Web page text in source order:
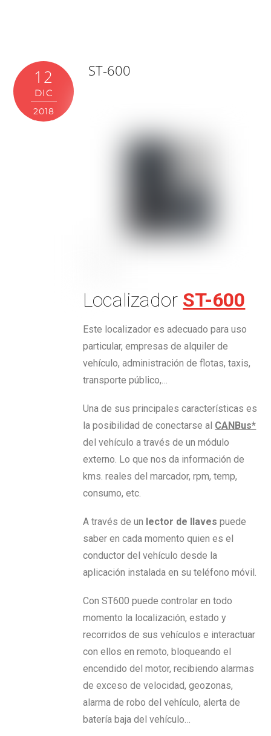
12
DIC
2018
ST-600
Localizador ST-600
Este localizador es adecuado para uso
particular, empresas de alquiler de
vehículo, administración de flotas, taxis,
transporte público,…
Una de sus principales características es
la posibilidad de conectarse al CANBus*
del vehículo a través de un módulo
externo. Lo que nos da información de
kms. reales del marcador, rpm, temp,
consumo, etc.
A través de un lector de llaves puede
saber en cada momento quien es el
conductor del vehículo desde la
aplicación instalada en su teléfono móvil.
Con ST600 puede controlar en todo
momento la localización, estado y
recorridos de sus vehículos e interactuar
con ellos en remoto, bloqueando el
encendido del motor, recibiendo alarmas
de exceso de velocidad, geozonas,
alarma de robo del vehículo, alerta de
batería baja del vehículo…